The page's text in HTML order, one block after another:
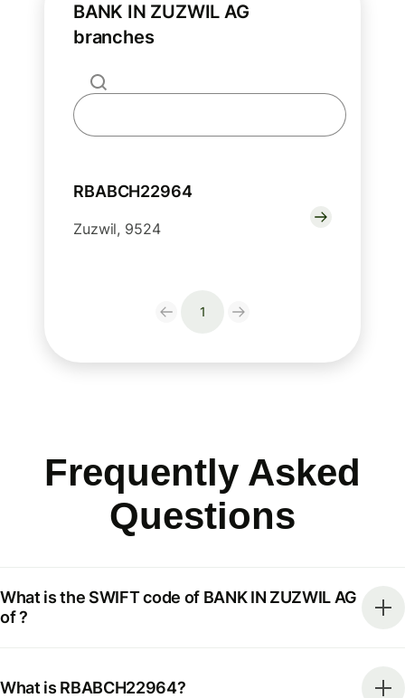
BANK IN ZUZWIL AG
branches
RBABCH22964
Zuzwil, 9524
1
Frequently Asked
Questions
What is the SWIFT code of BANK IN ZUZWIL AG
of ?
What is RBABCH22964?